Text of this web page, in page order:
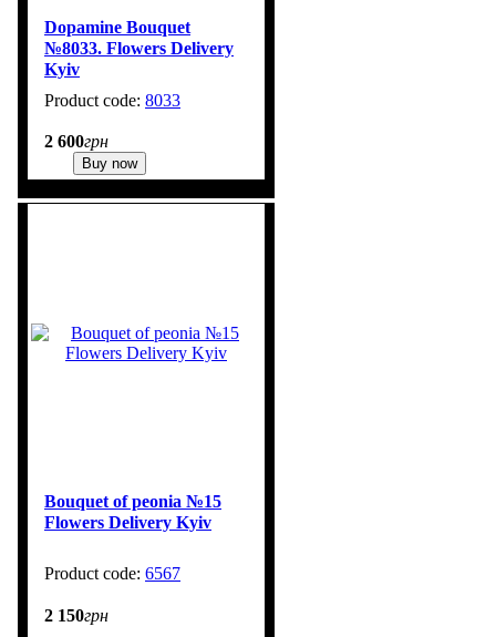
Dopamine Bouquet
№8033. Flowers Delivery
Kyiv
8033
2 600грн
Buy now
Bouquet of peonia №15
Flowers Delivery Kyiv
6567
2 150грн